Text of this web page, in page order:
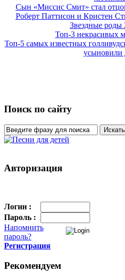
Сын «Миссис Смит» стал
Роберт Паттисон и Кристен
Звездные роды
Топ-3 некрасивых
Топ-5 самых известных
усыновили
Поиск по сайту
Авторизация
Логин :
Пароль :
Напомнить
пароль?
Регистрация
Рекомендуем